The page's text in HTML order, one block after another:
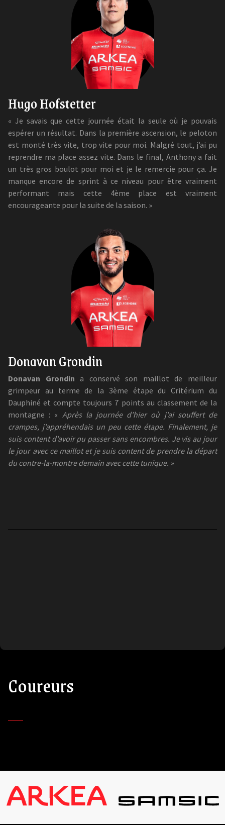
Hugo Hofstetter
« Je savais que cette journée était la seule où je pouvais
espérer un résultat. Dans la première ascension, le peloton
est monté très vite, trop vite pour moi. Malgré tout, j’ai pu
reprendre ma place assez vite. Dans le final, Anthony a fait
un très gros boulot pour moi et je le remercie pour ça. Je
manque encore de sprint à ce niveau pour être vraiment
performant mais cette 4ème place est vraiment
encourageante pour la suite de la saison. »
Donavan Grondin
Donavan Grondin a conservé son maillot de meilleur
grimpeur au terme de la 3ème étape du Critérium du
Dauphiné et compte toujours 7 points au classement de la
montagne : « Après la journée d’hier où j’ai souffert de
crampes, j’appréhendais un peu cette étape. Finalement, je
suis content d’avoir pu passer sans encombres. Je vis au jour
le jour avec ce maillot et je suis content de prendre la départ
du contre-la-montre demain avec cette tunique. »
Coureurs